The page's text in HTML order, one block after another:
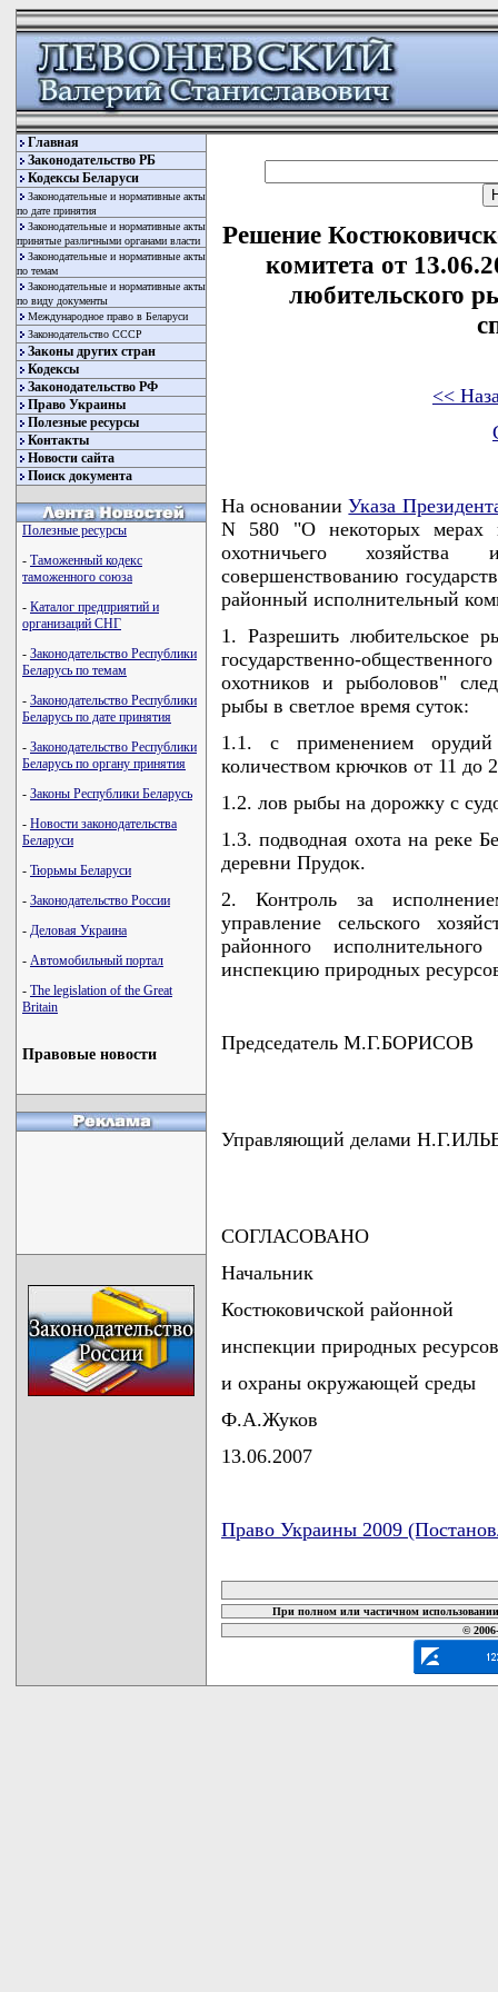
Главная
Законодательство РБ
Кодексы Беларуси
Законодательные и нормативные акты
по дате принятия
Законодательные и нормативные акты
принятые различными органами власти
Законодательные и нормативные акты
по темам
Законодательные и нормативные акты
по виду документы
Международное право в Беларуси
Законодательство СССР
Законы других стран
Кодексы
Законодательство РФ
Право Украины
Полезные ресурсы
Контакты
Новости сайта
Поиск документа
Полезные ресурсы
- Таможенный кодекс
таможенного союза
- Каталог предприятий и
организаций СНГ
- Законодательство Республики
Беларусь по темам
- Законодательство Республики
Беларусь по дате принятия
- Законодательство Республики
Беларусь по органу принятия
- Законы Республики Беларусь
- Новости законодательства
Беларуси
- Тюрьмы Беларуси
- Законодательство России
- Деловая Украина
- Автомобильный портал
- The legislation of the Great
Britain
Правовые новости
Решение
комитета от
любительского
<<
На основанииУказа
N 580 "О некоторых мерах
охотничьего хозяйства
совершенствованию
районный исполнительный
1. Разрешить любительское
государственно-
охотников и рыболовов"
рыбы в светлое время суток:
1.1. с применением
количеством крючков от 11 до
1.2. лов рыбы на дорожку с
1.3. подводная охота на реке
деревни Прудок.
2. Контроль за
управление сельского
районного
инспекцию природных
Председатель М.Г.БОРИСОВ
Управляющий делами
СОГЛАСОВАНО
Начальник
Костюковичской районной
инспекции природных ресурсов
и охраны окружающей среды
Ф.А.Жуков
13.06.2007
Право Украины 2009
При полном или частичном
©